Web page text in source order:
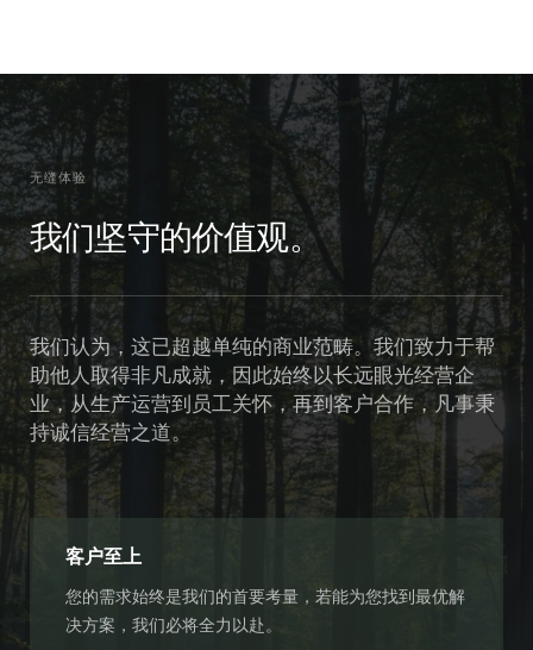
无缝体验
我们坚守的价值观。
我们认为，这已超越单纯的商业范畴。我们致力于帮
助他人取得非凡成就，因此始终以长远眼光经营企
业，从生产运营到员工关怀，再到客户合作，凡事秉
持诚信经营之道。
客户至上
您的需求始终是我们的首要考量，若能为您找到最优解
决方案，我们必将全力以赴。